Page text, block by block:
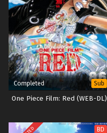
Completed Sub
One Piece Film: Red (WEB-DL)
BD